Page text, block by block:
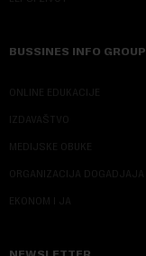
BUSSINES INFO GROUP
ONLINE EDUKACIJE
IZDAVAŠTVO
MEDIJSKE OBUKE
ORGANIZACIJA DOGADJAJA
EKONOM I JA